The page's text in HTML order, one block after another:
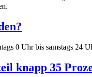
0 Uhr bis samstags 24
knapp 35